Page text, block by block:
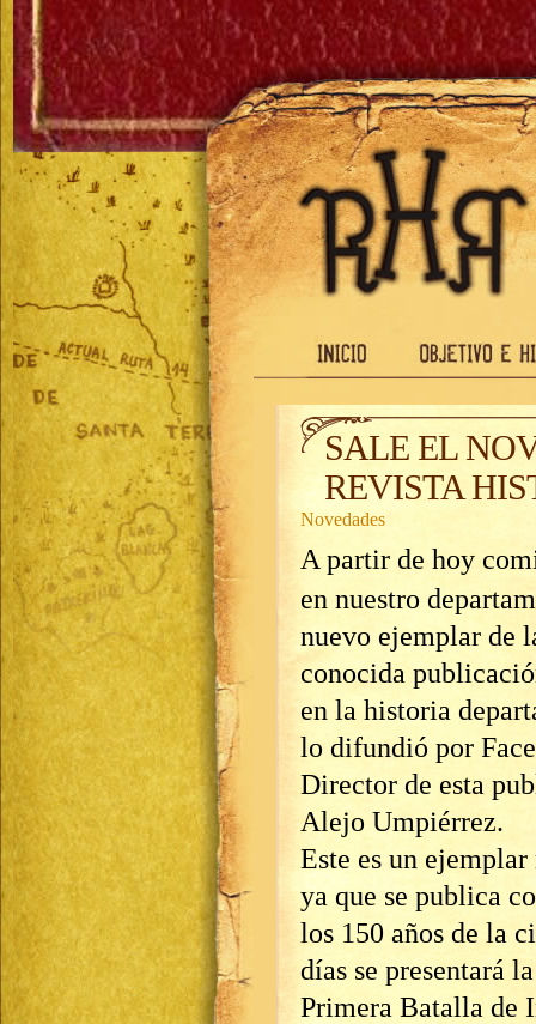
SALE EL
REVISTA
Novedades
A partir de hoy
en nuestro
nuevo ejemplar de
conocida
en la historia
lo difundió por
Director de esta
Alejo Umpiérrez.
Este es un
ya que se publica
los 150 años de la
días se presentará
Primera Batalla de